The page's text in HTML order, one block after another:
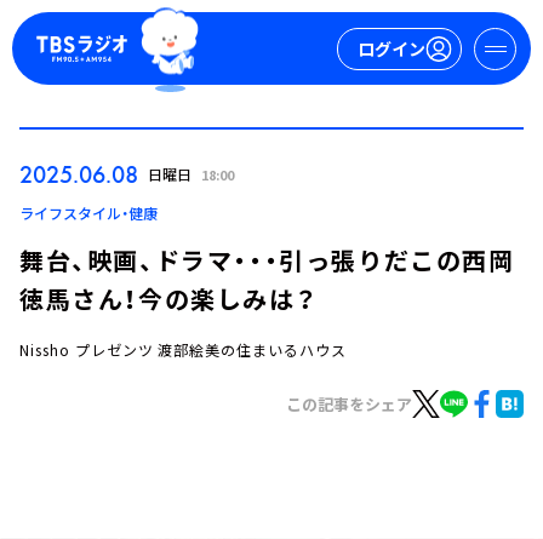
ログイン
ログイン
2025.06.08 日曜日 18:00
ライフスタイル・健康
舞台、映画、ドラマ・・・引っ張りだこの西岡
徳馬さん！今の楽しみは？
Nissho プレゼンツ 渡部絵美の住まいるハウス
この記事をシェア